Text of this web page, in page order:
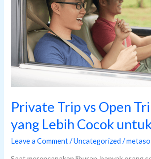
Private Trip vs Open
yang Lebih Cocok
Leave a Comment /Uncategorized /
Trip:
Mana
yang
Lebih
Cocok
untuk